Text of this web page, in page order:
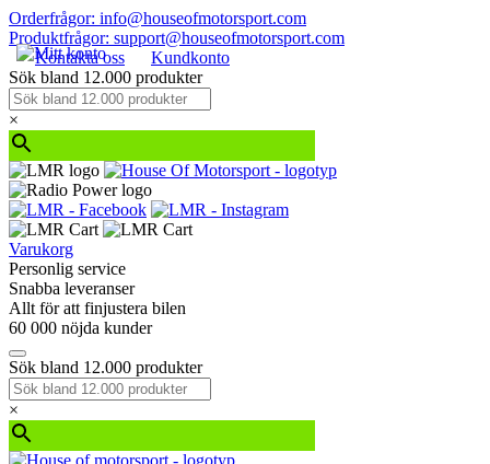
Orderfrågor: info@houseofmotorsport.com
Produktfrågor: support@houseofmotorsport.com
Kontakta oss
Kundkonto
Sök bland 12.000 produkter
×
Varukorg
Personlig service
Snabba leveranser
Allt för att finjustera bilen
60 000 nöjda kunder
Sök bland 12.000 produkter
×